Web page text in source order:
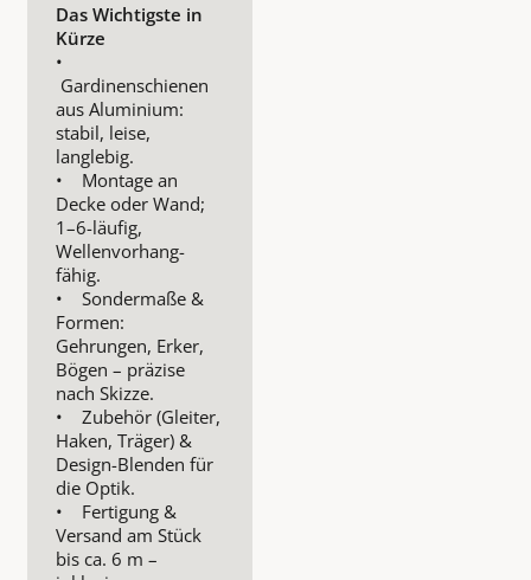
Das Wichtigste in
Kürze
•
Gardinenschienen
aus Aluminium:
stabil, leise,
langlebig.
• Montage an
Decke oder Wand;
1–6-läufig,
Wellenvorhang-
fähig.
• Sondermaße &
Formen:
Gehrungen, Erker,
Bögen – präzise
nach Skizze.
• Zubehör (Gleiter,
Haken, Träger) &
Design-Blenden für
die Optik.
• Fertigung &
Versand am Stück
bis ca. 6 m –